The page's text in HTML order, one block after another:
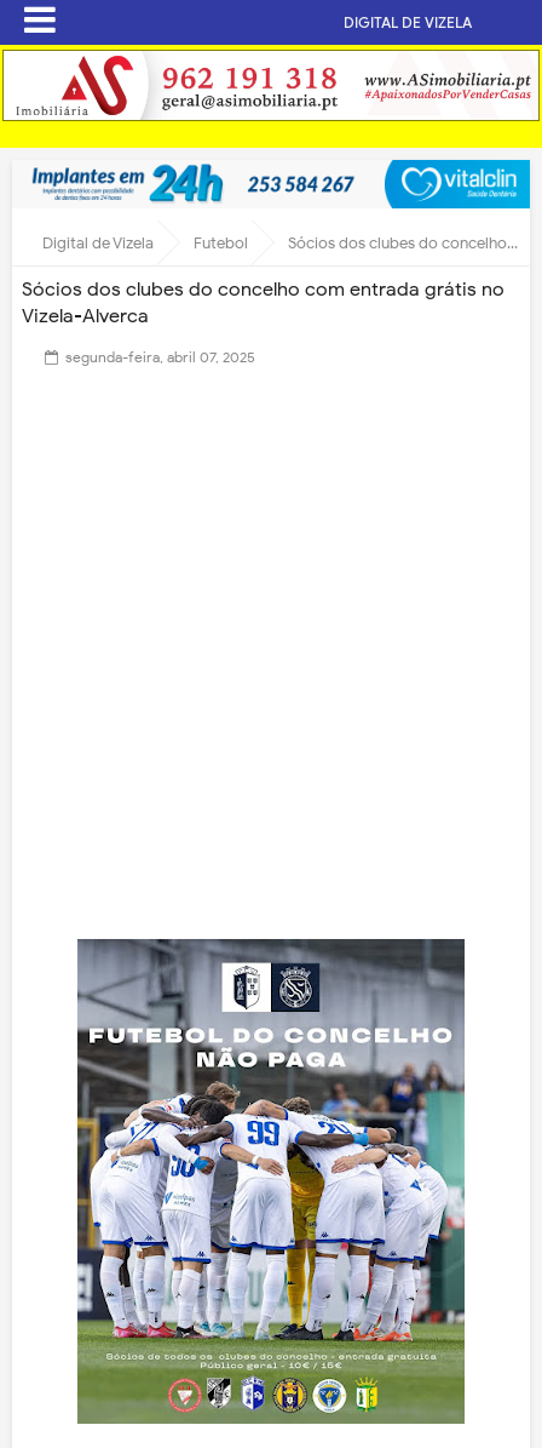
DIGITAL DE VIZELA
Digital de Vizela Futebol Sócios dos clubes do concelho com entrada grátis no Vizela-Alverca
Sócios dos clubes do concelho com entrada grátis no
Vizela-Alverca
segunda-feira, abril 07, 2025